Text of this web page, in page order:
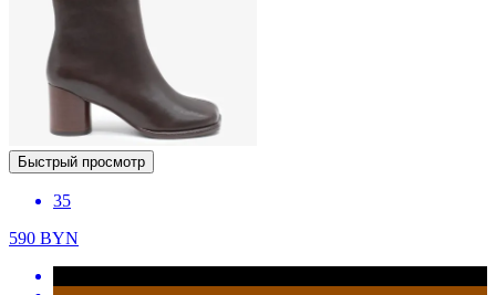
Быстрый просмотр
35
590 BYN